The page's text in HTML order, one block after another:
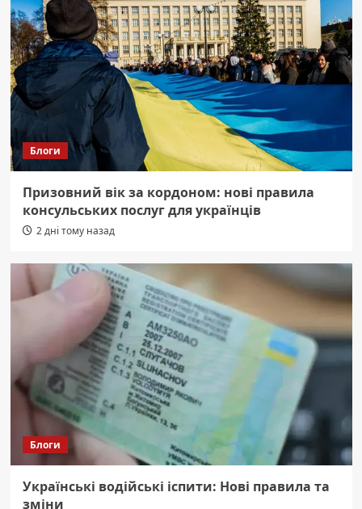
Блоги
Призовний вік за кордоном: нові правила
консульських послуг для українців
2 дні тому назад
Блоги
Українські водійські іспити: Нові правила та
зміни